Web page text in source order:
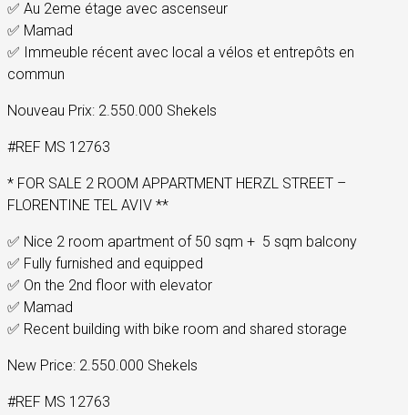
✅ Au 2eme étage avec ascenseur
✅ Mamad
✅ Immeuble récent avec local a vélos et entrepôts en
commun
Nouveau Prix: 2.550.000 Shekels
#REF MS 12763
* FOR SALE 2 ROOM APPARTMENT HERZL STREET –
FLORENTINE TEL AVIV **
✅ Nice 2 room apartment of 50 sqm + 5 sqm balcony
✅ Fully furnished and equipped
✅ On the 2nd floor with elevator
✅ Mamad
✅ Recent building with bike room and shared storage
New Price: 2.550.000 Shekels
#REF MS 12763